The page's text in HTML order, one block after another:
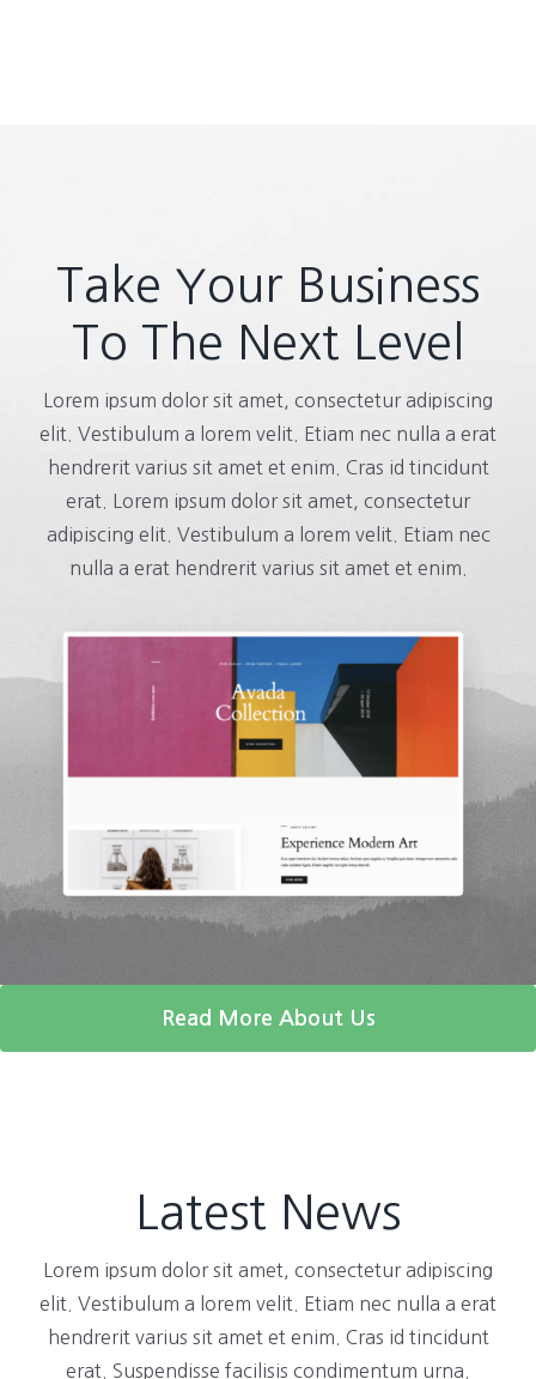
Take Your Business
To The Next Level
Lorem ipsum dolor sit amet, consectetur adipiscing
elit. Vestibulum a lorem velit. Etiam nec nulla a erat
hendrerit varius sit amet et enim. Cras id tincidunt
erat. Lorem ipsum dolor sit amet, consectetur
adipiscing elit. Vestibulum a lorem velit. Etiam nec
nulla a erat hendrerit varius sit amet et enim.
Read More About Us
Latest News
Lorem ipsum dolor sit amet, consectetur adipiscing
elit. Vestibulum a lorem velit. Etiam nec nulla a erat
hendrerit varius sit amet et enim. Cras id tincidunt
erat. Suspendisse facilisis condimentum urna.